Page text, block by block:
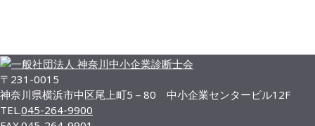
〒231-0015
神奈川県横浜市中区尾上町5－80 中小企業センタービル12F
TEL.045-264-9900